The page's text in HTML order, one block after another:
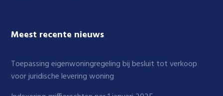
Meest recente nieuws
Toepassing eigenwoningregeling bij besluit tot verkoop
voor juridische levering woning